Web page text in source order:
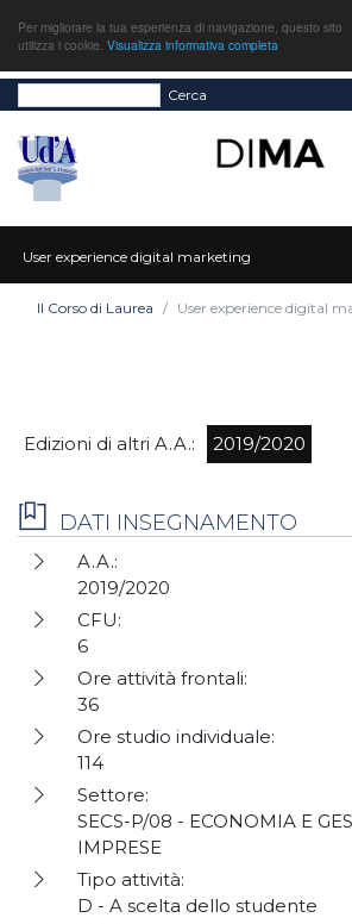
Per migliorare la tua esperienza di navigazione, questo sito
utilizza i cookie. Visualizza informativa completa
Cerca
User experience digital marketing
Il Corso di Laurea User experience digital
Edizioni di altri A.A.: 2019/2020
DATI INSEGNAMENTO
A.A.:
2019/2020
CFU:
6
Ore attività frontali:
36
Ore studio individuale:
114
Settore:
SECS-P/08 - ECONOMIA E
IMPRESE
Tipo attività:
D - A scelta dello studente